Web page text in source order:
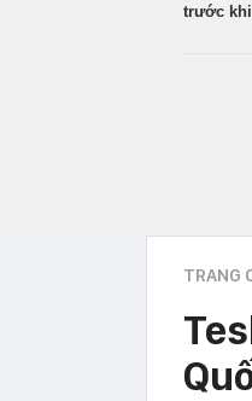
trước
TRANG